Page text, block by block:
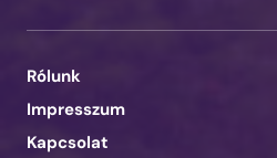
Rólunk
Impresszum
Kapcsolat